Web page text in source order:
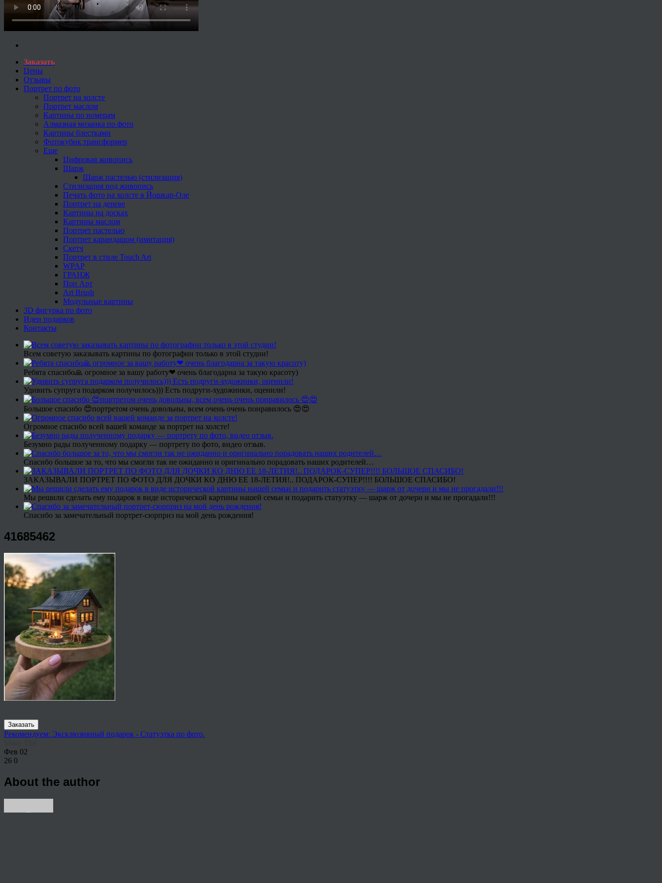
Заказать
Цены
Отзывы
Портрет по фото
Портрет на холсте
Портрет маслом
Картины по номерам
Алмазная мозаика по фото
Картины блестками
Фотокубик трансформер
Еще
Цифровая живопись
Шарж
Шарж пастелью (стилизация)
Стилизация под живопись
Печать фото на холсте в Йошкар-Оле
Портрет на дереве
Картины на досках
Картины маслом
Портрет пастелью
Портрет карандашом (имитация)
Скетч
Портрет в стиле Touch Art
WPAP
ГРАНЖ
Поп Арт
Art Brush
Модульные картины
3D фигурка по фото
Идеи подарков
Контакты
Всем советую заказывать картины по фотографии только в этой студии!
Ребята спасибо🙏 огромное за вашу работу❤ очень благодарна за такую красоту)
Удивить супруга подарком получилось))) Есть подруги-художники, оценили!
Большое спасибо 😍портретом очень довольны, всем очень очень понравилось 😍😍
Огромное спасибо всей вашей команде за портрет на холсте!
Безумно рады полученному подарку — портрету по фото, видео отзыв.
Спасибо большое за то, что мы смогли так не ожиданно и оригинально порадовать наших родителей…
ЗАКАЗЫВАЛИ ПОРТРЕТ ПО ФОТО ДЛЯ ДОЧКИ КО ДНЮ ЕЕ 18-ЛЕТИЯ!.. ПОДАРОК-СУПЕР!!!! БОЛЬШОЕ СПАСИБО!
Мы решили сделать ему подарок в виде исторической картины нашей семьи и подарить статуэтку — шарж от дочери и мы не прогадали!!!
Спасибо за замечательный портрет-сюрприз на мой день рождения!
41685462
Заказать
Рекомендуем: Эксклюзивный подарок - Статуэтка по фото.
Фев 02
26 0
About the author